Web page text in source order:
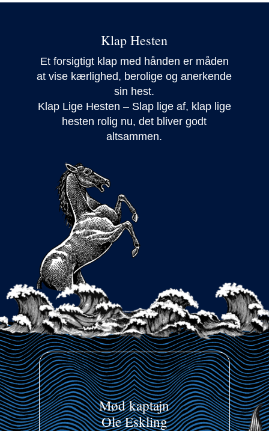
Klap Hesten
Et forsigtigt klap med hånden er måden
at vise kærlighed, berolige og anerkende
sin hest.
Klap Lige Hesten – Slap lige af, klap lige
hesten rolig nu, det bliver godt
altsammen.
Mød kaptajn
Ole Eskling